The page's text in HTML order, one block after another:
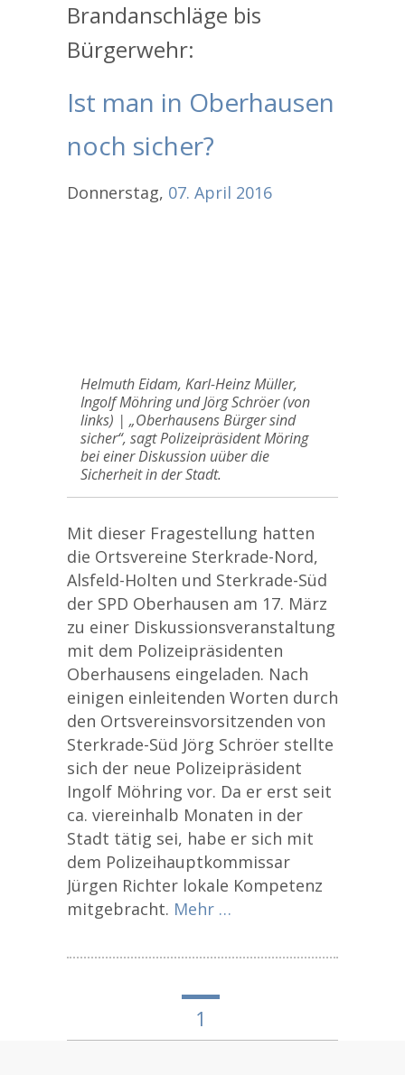
Brandanschläge bis
Bürgerwehr:
Ist man in Oberhausen
noch sicher?
Donnerstag, 07. April 2016
Helmuth Eidam, Karl-Heinz Müller,
Ingolf Möhring und Jörg Schröer (von
links) | „Oberhausens Bürger sind
sicher“, sagt Polizeipräsident Möring
bei einer Diskussion uüber die
Sicherheit in der Stadt.
Mit dieser Fragestellung hatten
die Ortsvereine Sterkrade-Nord,
Alsfeld-Holten und Sterkrade-Süd
der SPD Oberhausen am 17. März
zu einer Diskussionsveranstaltung
mit dem Polizeipräsidenten
Oberhausens eingeladen. Nach
einigen einleitenden Worten durch
den Ortsvereinsvorsitzenden von
Sterkrade-Süd Jörg Schröer stellte
sich der neue Polizeipräsident
Ingolf Möhring vor. Da er erst seit
ca. viereinhalb Monaten in der
Stadt tätig sei, habe er sich mit
dem Polizeihauptkommissar
Jürgen Richter lokale Kompetenz
mitgebracht. Mehr …
1